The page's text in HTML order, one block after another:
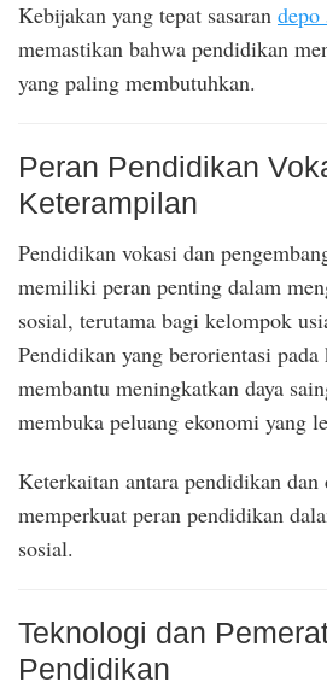
Kebijakan yang tepat sasaran depo
memastikan bahwa pendidikan
yang paling membutuhkan.
Peran Pendidikan
Keterampilan
Pendidikan vokasi dan
memiliki peran penting dalam
sosial, terutama bagi kelompok
Pendidikan yang berorientasi
membantu meningkatkan daya
membuka peluang ekonomi yang
Keterkaitan antara pendidikan
memperkuat peran pendidikan
sosial.
Teknologi dan
Pendidikan